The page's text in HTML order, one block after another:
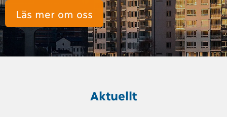
Läs mer om oss
Aktuellt